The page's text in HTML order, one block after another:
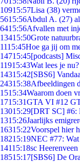
10915:57Lisa (38)
5615:56Abdul A. (27)
6415:56Afvallen met
13415:50Grote
1115:45Hoe ga jij om
14715:45[podcasts]
11915:43Wat lees je
14315:42[SBS6]
24315:38Afbeeldingen
1515:34Waarom doen
1715:31GTA VI #12
13015:29[DRT SC] #6:
1315:26Jaarlijks
16315:22Voorspel hier
18215:19NEC #77: Wat
14115:18sc
18515:17[SBS6] De